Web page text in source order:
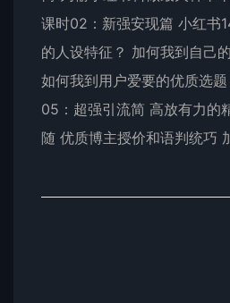
课时02：新强安现篇 小红书
的人设特征？ 加何我到自己
如何我到用户爱要的优质选
05：超强引流简 高放有力的
随 优质博主授价和语判统巧